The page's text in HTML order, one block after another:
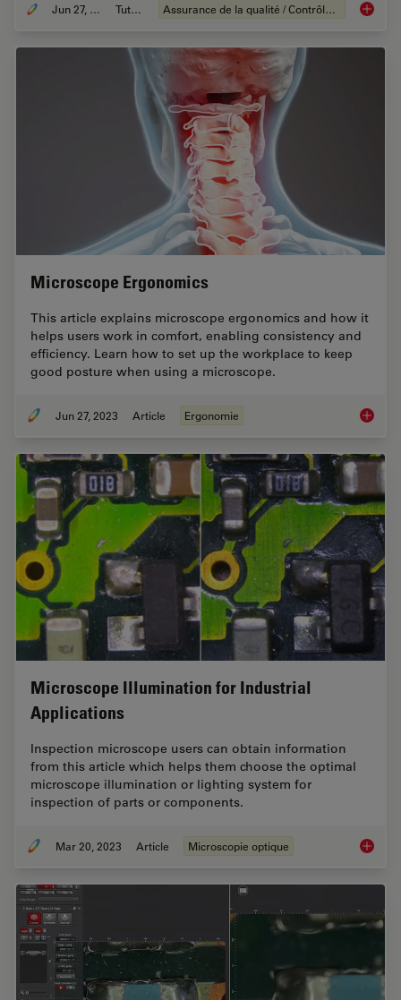
Jun 27, 2023 Tutoriel Assurance de la qualité / Contrôle de la qualité What is
Microscope Ergonomics
This article explains microscope ergonomics and how it
helps users work in comfort, enabling consistency and
efficiency. Learn how to set up the workplace to keep
good posture when using a microscope.
Jun 27, 2023 Article Ergonomie
Microscope Illumination for Industrial
Applications
Inspection microscope users can obtain information
from this article which helps them choose the optimal
microscope illumination or lighting system for
inspection of parts or components.
Mar 20, 2023 Article Microscopie optique